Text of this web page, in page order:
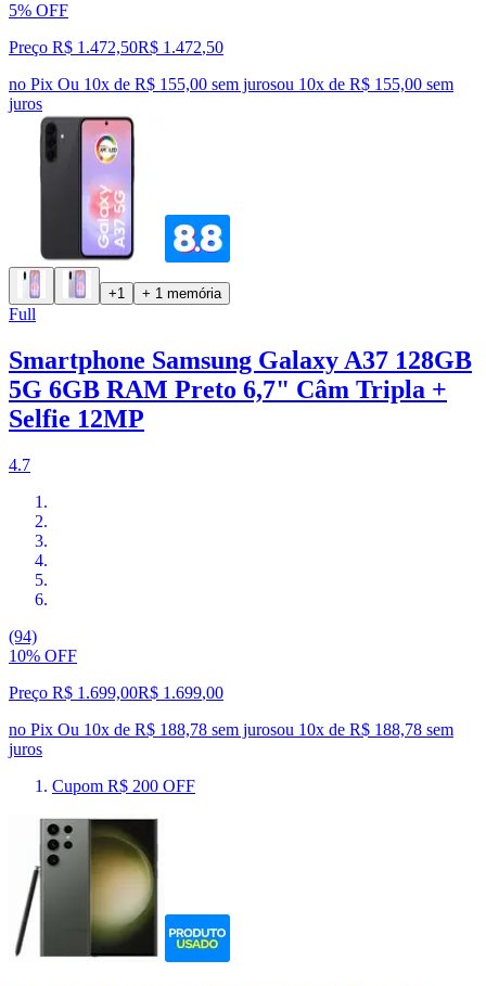
5% OFF
Preço R$ 1.472,50R$ 1.472,50
no Pix Ou 10x de R$ 155,00 sem jurosou 10x de R$ 155,00 sem
juros
+1 + 1 memória
Full
Smartphone Samsung Galaxy A37 128GB
5G 6GB RAM Preto 6,7" Câm Tripla +
Selfie 12MP
4.7
(94)
10% OFF
Preço R$ 1.699,00R$ 1.699,00
no Pix Ou 10x de R$ 188,78 sem jurosou 10x de R$ 188,78 sem
juros
Cupom R$ 200 OFF